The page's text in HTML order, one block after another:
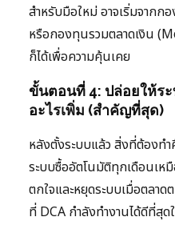
สำหรับมือใหม่ อาจเริ่มจาก
หรือกองทุนรวมตลาดเงิน
ก็ได้เพื่อความคุ้นเคย
ขั้นตอนที่ 4: ปล่อยให้ร
อะไรเพิ่ม (สำคัญที่สุด)
หลังตั้งระบบแล้ว สิ่งที่ต้องทำ
ระบบซื้ออัตโนมัติทุกเดือนเห
ตกใจและหยุดระบบเมื่อตลา
ที่ DCA กำลังทำงานได้ดีที่